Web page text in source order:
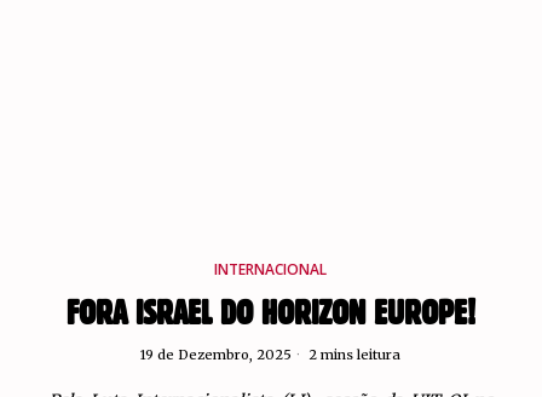
INTERNACIONAL
FORA ISRAEL DO HORIZON EUROPE!
19 de Dezembro, 2025 2 mins leitura